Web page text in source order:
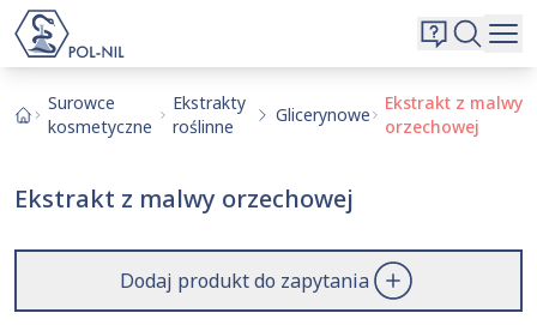
O nas
Kontakt
Surowce
kosmetyczne
Ekstrakty
roślinne
Glicerynowe
Ekstrakt z malwy
orzechowej
Ekstrakt z malwy orzechowej
Dodaj produkt do zapytania
Wybrane surowce i substancje
Aktualnie niczego nie dodałeś do zapytania.
Wyszukiwarka
Szukaj